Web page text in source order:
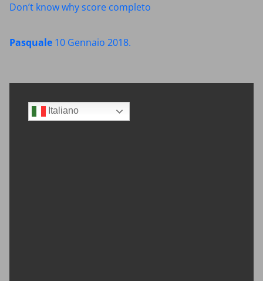
Don’t know why score completo
Pasquale 10 Gennaio 2018.
Sidebar
Italiano